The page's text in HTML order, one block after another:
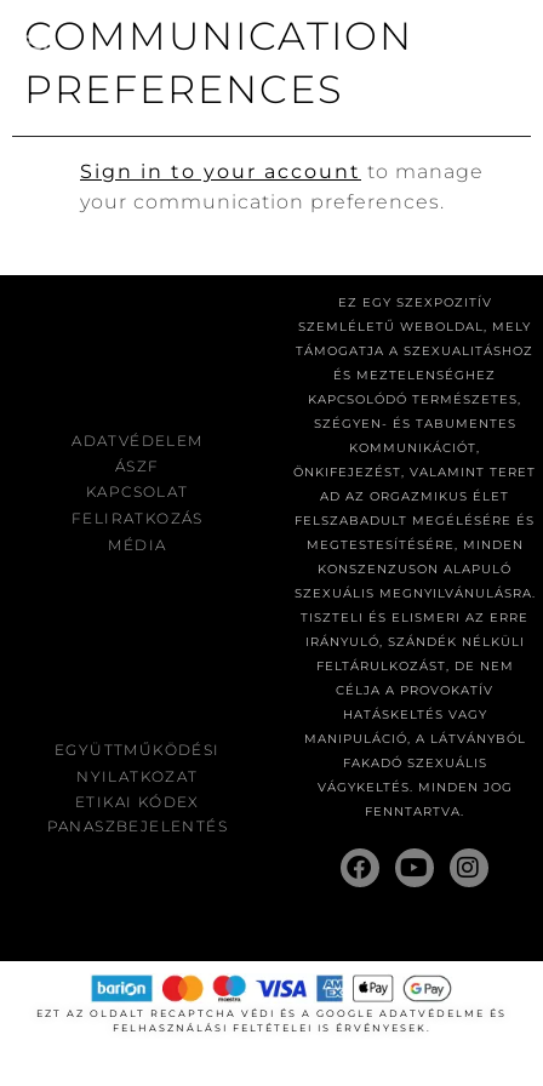
COMMUNICATION
PREFERENCES
Sign in to your account to manage
your communication preferences.
ADATVÉDELEM
ÁSZF
KAPCSOLAT
FELIRATKOZÁS
MÉDIA
EGYÜTTMŰKÖDÉSI
NYILATKOZAT
ETIKAI KÓDEX
PANASZBEJELENTÉS
EZ EGY SZEXPOZITÍV
SZEMLÉLETŰ WEBOLDAL, MELY
TÁMOGATJA A SZEXUALITÁSHOZ
ÉS MEZTELENSÉGHEZ
KAPCSOLÓDÓ TERMÉSZETES,
SZÉGYEN- ÉS TABUMENTES
KOMMUNIKÁCIÓT,
ÖNKIFEJEZÉST, VALAMINT TERET
AD AZ ORGAZMIKUS ÉLET
FELSZABADULT MEGÉLÉSÉRE ÉS
MEGTESTESÍTÉSÉRE, MINDEN
KONSZENZUSON ALAPULÓ
SZEXUÁLIS MEGNYILVÁNULÁSRA.
TISZTELI ÉS ELISMERI AZ ERRE
IRÁNYULÓ, SZÁNDÉK NÉLKÜLI
FELTÁRULKOZÁST, DE NEM
CÉLJA A PROVOKATÍV
HATÁSKELTÉS VAGY
MANIPULÁCIÓ, A LÁTVÁNYBÓL
FAKADÓ SZEXUÁLIS
VÁGYKELTÉS. MINDEN JOG
FENNTARTVA.
EZT AZ OLDALT RECAPTCHA VÉDI ÉS A GOOGLE ADATVÉDELME
ÉS
FELHASZNÁLÁSI FELTÉTELEI
IS ÉRVÉNYESEK.